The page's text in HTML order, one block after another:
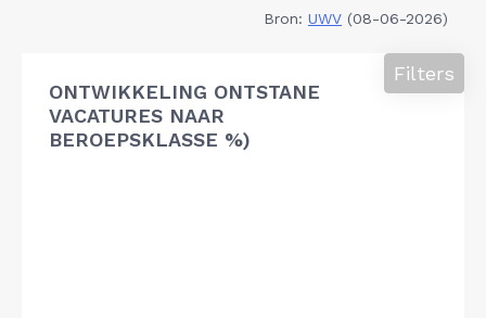
Bron: UWV (08-06-2026)
ONTWIKKELING ONTSTANE
VACATURES NAAR
BEROEPSKLASSE %)
Filters